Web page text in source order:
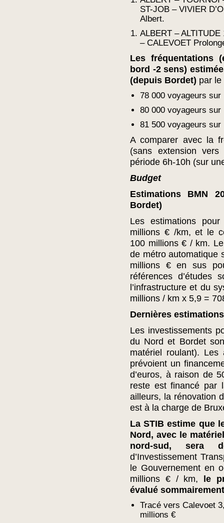
ST-JOB – VIVIER
Albert.
ALBERT –
– CALEVOET
Les fréquentations
bord -2 sens)
(depuis Bordet) par le
78 000 voyageurs sur
80 000 voyageurs sur
81 500 voyageurs sur
A comparer avec la
(sans extension
période 6h-10h (sur
Budget
Estimations BMN
Bordet)
Les estimations
millions € /km, et le
100 millions € / km.
de métro automatique
millions € en sus
références d’études
l’infrastructure et du
millions / km x 5,9 =
Dernières
Les investissements
du Nord et Bordet
matériel roulant).
prévoient un
d’euros, à raison de
reste est financé par
ailleurs, la rénovation
est à la charge de
La STIB estime que
Nord, avec le
nord-sud, sera
d’Investissement
le Gouvernement en
millions € / km,
le
évalué
Tracé vers Calevoet
millions €